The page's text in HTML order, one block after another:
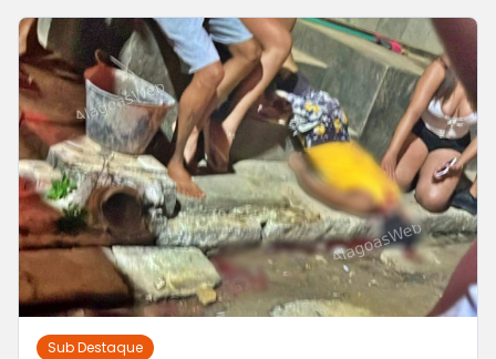
Sub Destaque